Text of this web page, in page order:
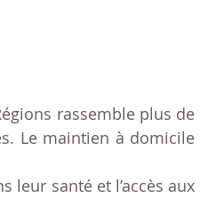
rassemble plus de
Le maintien à domicile
leur santé et l’accès aux